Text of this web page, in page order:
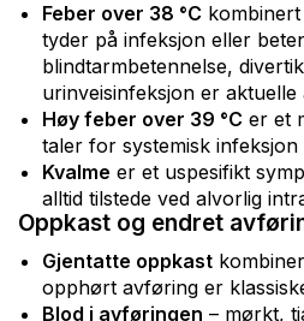
Feber over 38 °C
tyder på infeksjon eller
blindtarmbetennelse,
urinveisinfeksjon er aktuelle
Høy feber over 39 °C er et
taler for systemisk infeksjon
Kvalme er et uspesifikt
alltid tilstede ved alvorlig
Oppkast og endret
Gjentatte oppkast
opphørt avføring er
Blod i avføringen – mørkt,